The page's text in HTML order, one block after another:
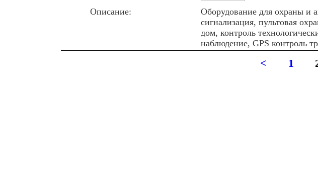
Описание:
Оборудование для охраны и
cигнализация, пультовая
дом, контроль
наблюдение, GPS контроль
< 1